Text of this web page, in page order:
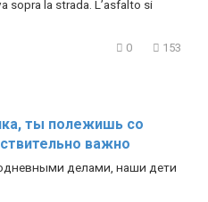
sopra la strada. L’asfalto si
0 153
ты полежишь со
важно
делами, наши дети